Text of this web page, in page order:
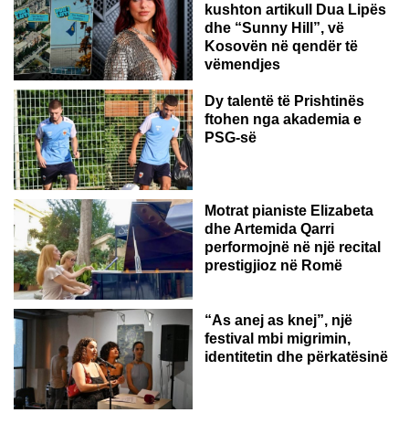
kushton artikull Dua Lipës
dhe “Sunny Hill”, vë
Kosovën në qendër të
vëmendjes
Dy talentë të Prishtinës
ftohen nga akademia e
PSG-së
ROMË
Motrat pianiste Elizabeta
dhe Artemida Qarri
performojnë në një recital
prestigjioz në Romë
“As anej as knej”, një
festival mbi migrimin,
identitetin dhe përkatësinë